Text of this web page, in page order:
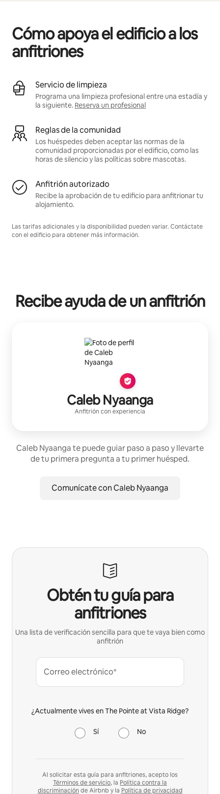
Cómo apoya el edificio a los
anfitriones
Servicio de limpieza
Programa una limpieza profesional entre una estadía y
la siguiente. Reserva un profesional
Reglas de la comunidad
Los huéspedes deben aceptar las normas de la
comunidad proporcionadas por el edificio, como las
horas de silencio y las políticas sobre mascotas.
Anfitrión autorizado
Recibe la aprobación de tu edificio para anfitrionar tu
alojamiento.
Las tarifas adicionales y la disponibilidad pueden variar. Contáctate
con el edificio para obtener más información.
Recibe ayuda de un anfitrión
Caleb Nyaanga
Anfitrión con experiencia
Caleb Nyaanga te puede guiar paso a paso y llevarte
de tu primera pregunta a tu primer huésped.
Comunícate con Caleb Nyaanga
Obtén tu guía para
anfitriones
Una lista de verificación sencilla para que te vaya bien como
anfitrión
Correo electrónico*
¿Actualmente vives en The Pointe at Vista Ridge?
Sí No
Al solicitar esta guía para anfitriones, acepto los
Términos de servicio, la Política contra la
discriminación de Airbnb y la Política de privacidad